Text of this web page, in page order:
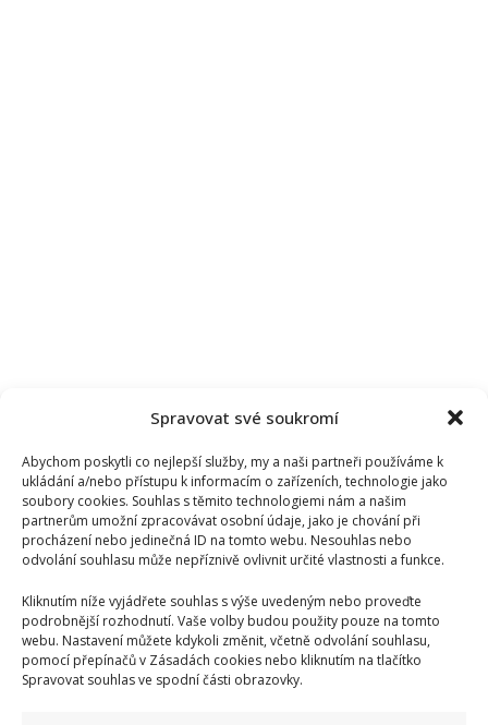
Spravovat své soukromí
Abychom poskytli co nejlepší služby, my a naši partneři používáme k
ukládání a/nebo přístupu k informacím o zařízeních, technologie jako
soubory cookies. Souhlas s těmito technologiemi nám a našim
partnerům umožní zpracovávat osobní údaje, jako je chování při
procházení nebo jedinečná ID na tomto webu. Nesouhlas nebo
odvolání souhlasu může nepříznivě ovlivnit určité vlastnosti a funkce.
Kliknutím níže vyjádřete souhlas s výše uvedeným nebo proveďte
podrobnější rozhodnutí. Vaše volby budou použity pouze na tomto
webu. Nastavení můžete kdykoli změnit, včetně odvolání souhlasu,
pomocí přepínačů v Zásadách cookies nebo kliknutím na tlačítko
Spravovat souhlas ve spodní části obrazovky.